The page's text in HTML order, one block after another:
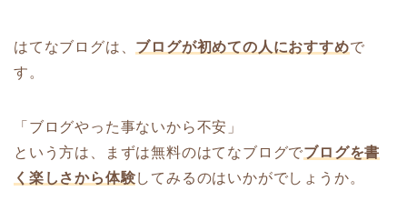
はてなブログは、 ブログが初めての人におすすめで
す。
「ブログやった事ないから不安」
という方は、まずは無料のはてなブログでブログを書
く楽しさから体験してみるのはいかがでしょうか。